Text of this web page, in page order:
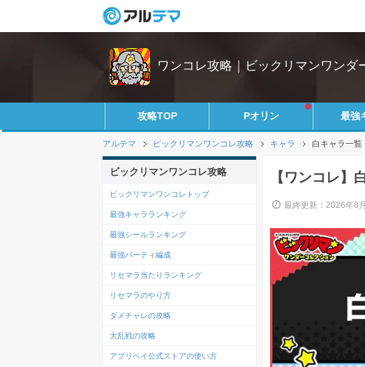
ワンコレ攻略｜ビックリマンワンダ
攻略TOP Pオリン 最強
アルテマ ビックリマンワンコレ攻略 キャラ 白キャラ一覧
【ワンコレ】
最終更新：2026年8
ビックリマンワンコレ攻略
ビックリマンワンコレトップ
最強キャラランキング
最強シールランキング
最強パーティ編成
リセマラ当たりランキング
リセマラのやり方
ダメチャレの攻略
大乱戦の攻略
アプリペイ公式ストアの使い方